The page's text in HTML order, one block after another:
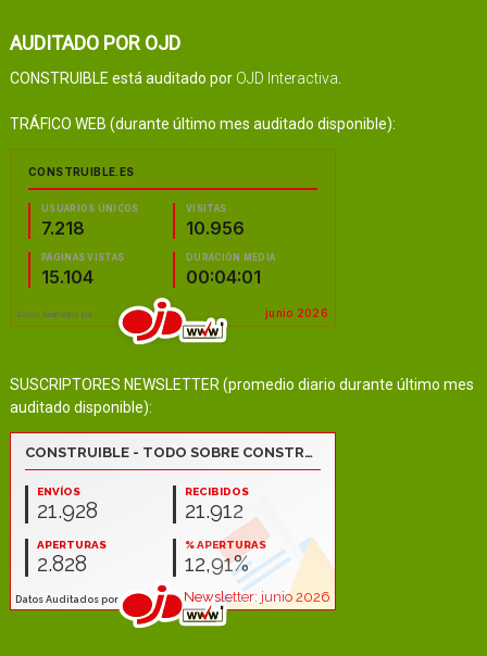
AUDITADO POR OJD
CONSTRUIBLE está auditado por OJD Interactiva
TRÁFICO WEB (durante último mes auditado disponible):
SUSCRIPTORES NEWSLETTER (promedio diario durante último mes
auditado disponible):